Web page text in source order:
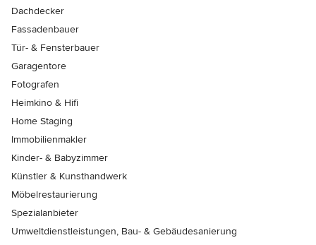
Dachdecker
Fassadenbauer
Tür- & Fensterbauer
Garagentore
Fotografen
Heimkino & Hifi
Home Staging
Immobilienmakler
Kinder- & Babyzimmer
Künstler & Kunsthandwerk
Möbelrestaurierung
Spezialanbieter
Umweltdienstleistungen, Bau- & Gebäudesanierung